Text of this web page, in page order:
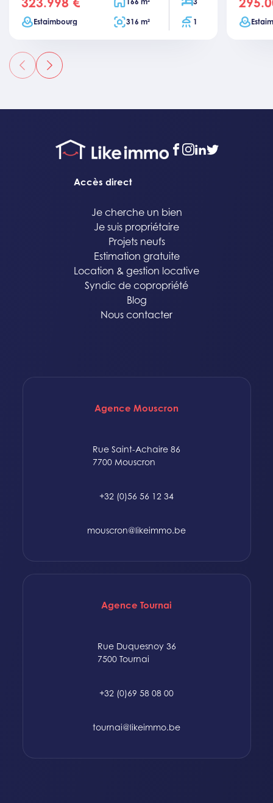
VilleEstaimbourg Surface totale
316 m² Salles de bain
1 Ville
précédent
suivant
facebook
instagram
linkedin
twitter
Accès direct
Je cherche un bien
Je suis propriétaire
Projets neufs
Estimation gratuite
Location & gestion locative
Syndic de copropriété
Blog
Nous contacter
Agence Mouscron
Rue Saint-Achaire 86
7700 Mouscron
+32 (0)56 56 12 34
mouscron@likeimmo.be
Agence Tournai
Rue Duquesnoy 36
7500 Tournai
+32 (0)69 58 08 00
tournai@likeimmo.be